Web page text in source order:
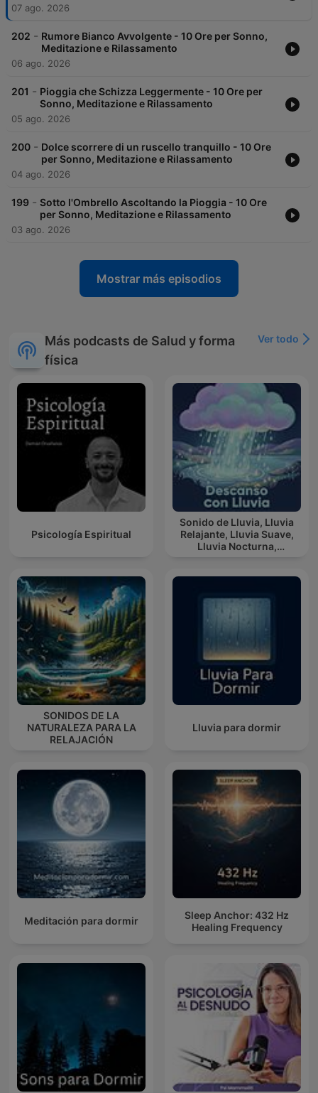
07 ago. 2026
202 - Rumore Bianco Avvolgente - 10 Ore per Sonno,
Meditazione e Rilassamento
06 ago. 2026
201 - Pioggia che Schizza Leggermente - 10 Ore per
Sonno, Meditazione e Rilassamento
05 ago. 2026
200 - Dolce scorrere di un ruscello tranquillo - 10 Ore
per Sonno, Meditazione e Rilassamento
04 ago. 2026
199 - Sotto l'Ombrello Ascoltando la Pioggia - 10 Ore
per Sonno, Meditazione e Rilassamento
03 ago. 2026
Mostrar más episodios
Más podcasts de Salud y forma
física
Ver todo
Psicología Espiritual
Sonido de Lluvia, Lluvia
Relajante, Lluvia Suave,
Lluvia Nocturna,
SONIDOS DE LA
NATURALEZA PARA LA
RELAJACIÓN
Lluvia para dormir
Meditación para dormir
Sleep Anchor: 432 Hz
Healing Frequency